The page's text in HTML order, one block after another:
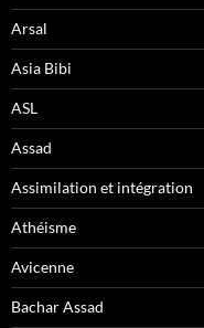
Arsal
Asia Bibi
ASL
Assad
Assimilation et intégration
Athéisme
Avicenne
Bachar Assad